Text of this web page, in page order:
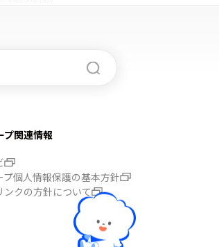
プ関連情報
プ個人情報保護の基本方針
ンクの方針について